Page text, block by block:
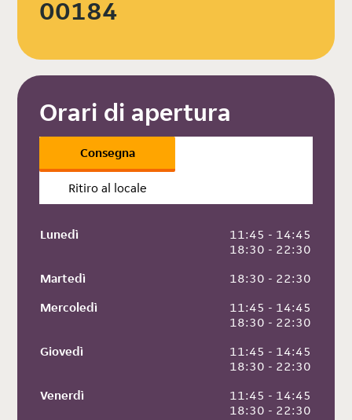
00184
Orari di apertura
Consegna
Ritiro al locale
Lunedì
11:45 - 14:45
18:30 - 22:30
Martedì
18:30 - 22:30
Mercoledì
11:45 - 14:45
18:30 - 22:30
Giovedì
11:45 - 14:45
18:30 - 22:30
Venerdì
11:45 - 14:45
18:30 - 22:30